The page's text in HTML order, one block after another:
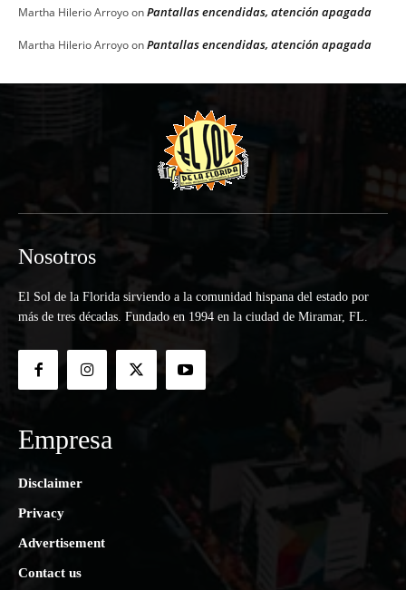
Martha Hilerio ArroyoonPantallas encendidas, atención apagada
Martha Hilerio ArroyoonPantallas encendidas, atención apagada
Nosotros
El Sol de la Florida sirviendo a la comunidad hispana del estado por
más de tres décadas. Fundado en 1994 en la ciudad de Miramar, FL.
Empresa
Disclaimer
Privacy
Advertisement
Contact us